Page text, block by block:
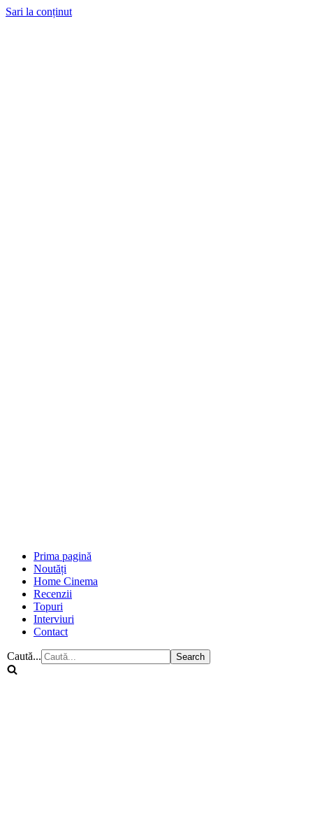
Sari la conținut
Prima pagină
Noutăți
Home Cinema
Recenzii
Topuri
Interviuri
Contact
Caută...